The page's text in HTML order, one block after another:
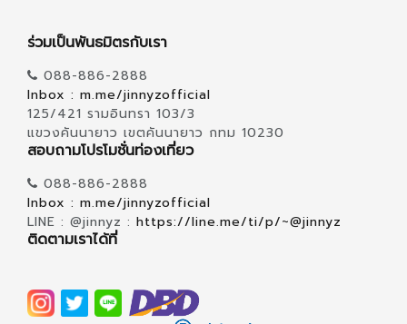
ร่วมเป็นพันธมิตรกับเรา
088-886-2888
Inbox : m.me/jinnyzofficial
125/421 รามอินทรา 103/3
แขวงคันนายาว เขตคันนายาว กทม 10230
สอบถามโปรโมชั่นท่องเที่ยว
088-886-2888
Inbox : m.me/jinnyzofficial
LINE : @jinnyz : https://line.me/ti/p/~@jinnyz
ติดตามเราได้ที่